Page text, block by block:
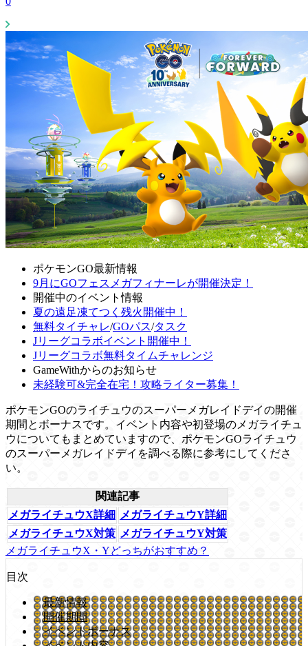
ポケモンGO最新情報
9月にGOフェスメガフィナーレが開催決定！
開催中のイベント情報
夏の遠足凍てつく残火開催中！
無料タイチャレ/GOパス/タスク
Jリーグコラボイベント開催中！
Jリーグコラボ無料タイムチャレンジ
GameWithからのお知らせ
未経験可&完全在宅！攻略ライター募集！
ポケモンGOのライチュウのスーパーメガレイドデイの開催
期間とボーナスです。イベント内容や初登場のメガライチュ
ウについてもまとめていますので、ポケモンGOライチュウ
のスーパーメガレイドデイを調べる際に参考にしてくださ
い。
関連記事
メガライチュウX詳細
メガライチュウY詳細
メガライチュウX対策 メガライチュウY対策
メガライチュウX・Yどっちがおすすめ？
目次
最新情報
開催期間
イベントボーナス